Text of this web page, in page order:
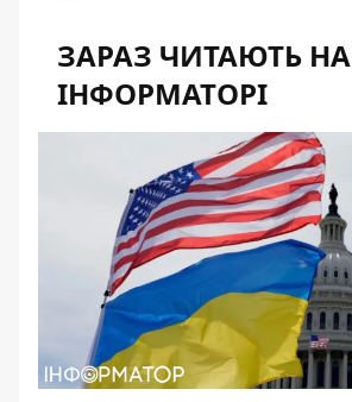
ЗАРАЗ ЧИТАЮТЬ НА
ІНФОРМАТОРІ